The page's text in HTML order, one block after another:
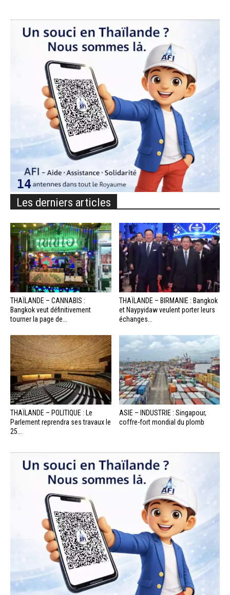
Les derniers articles
THAÏLANDE – CANNABIS :
Bangkok veut définitivement
tourner la page de...
THAÏLANDE – BIRMANIE : Bangkok
et Naypyidaw veulent porter leurs
échanges...
THAÏLANDE – POLITIQUE : Le
Parlement reprendra ses travaux le
25...
ASIE – INDUSTRIE : Singapour,
coffre-fort mondial du plomb